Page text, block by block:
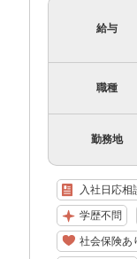
給与
職種
勤務地
入社日応相
学歴不問
社会保険あ